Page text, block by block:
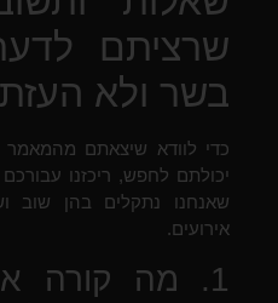
שרציתם
בשר ולא
כדי לוודא שיצאתם
יכולתם לחפש, ריכזנו
שאנחנו נתקלים בהן שוב
אירועים.
1. מה קורה